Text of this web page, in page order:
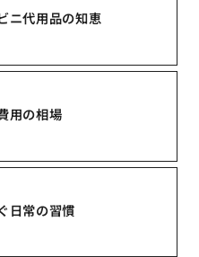
ニ代用品の知恵
用の相場
日常の習慣